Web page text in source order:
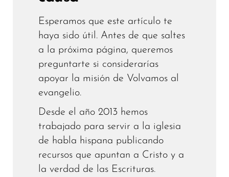
Esperamos que este artículo te
haya sido útil. Antes de que saltes
a la próxima página, queremos
preguntarte si considerarías
apoyar la misión de Volvamos al
evangelio.
Desde el año 2013 hemos
trabajado para servir a la iglesia
de habla hispana publicando
recursos que apuntan a Cristo y a
la verdad de las Escrituras.